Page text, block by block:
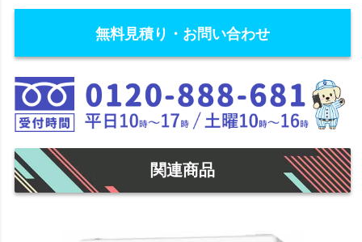
無料見積り・お問い合わせ
関連商品